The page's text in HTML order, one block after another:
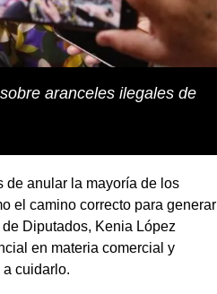
aranceles ilegales de
de anular la mayoría de los
el camino correcto para generar
Diputados, Kenia López
en materia comercial y
cuidarlo.